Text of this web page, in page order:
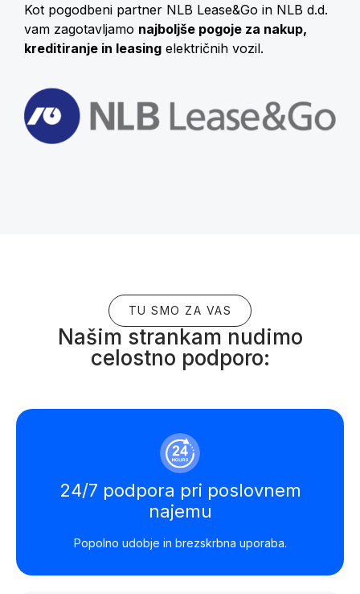
Kot pogodbeni partner NLB Lease&Go in NLB d.d.
vam zagotavljamo najboljše pogoje za nakup,
kreditiranje in leasing električnih vozil.
TU SMO ZA VAS
Našim strankam nudimo
celostno podporo:
24/7 podpora pri poslovnem
najemu
Popolno udobje in brezskrbna uporaba.